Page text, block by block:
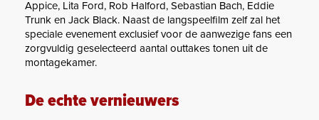
Appice, Lita Ford, Rob Halford, Sebastian Bach, Eddie
Trunk en Jack Black. Naast de langspeelfilm zelf zal het
speciale evenement exclusief voor de aanwezige fans een
zorgvuldig geselecteerd aantal outtakes tonen uit de
montagekamer.
De echte vernieuwers